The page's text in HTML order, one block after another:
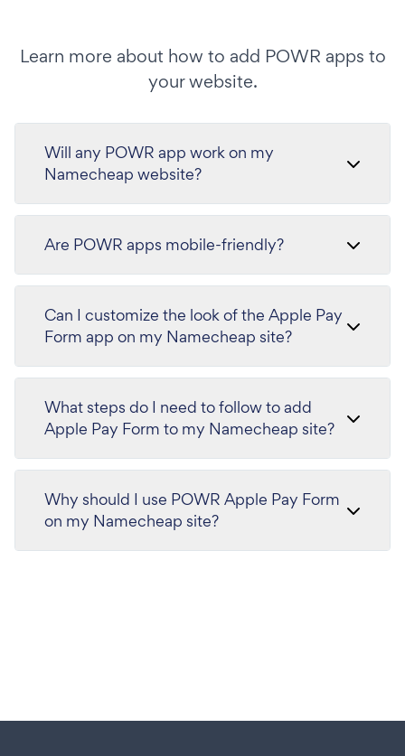
Learn more about how to add POWR apps to
your website.
Will any POWR app work on my
Namecheap website?
Are POWR apps mobile-friendly?
Can I customize the look of the Apple Pay
Form app on my Namecheap site?
What steps do I need to follow to add
Apple Pay Form to my Namecheap site?
Why should I use POWR Apple Pay Form
on my Namecheap site?